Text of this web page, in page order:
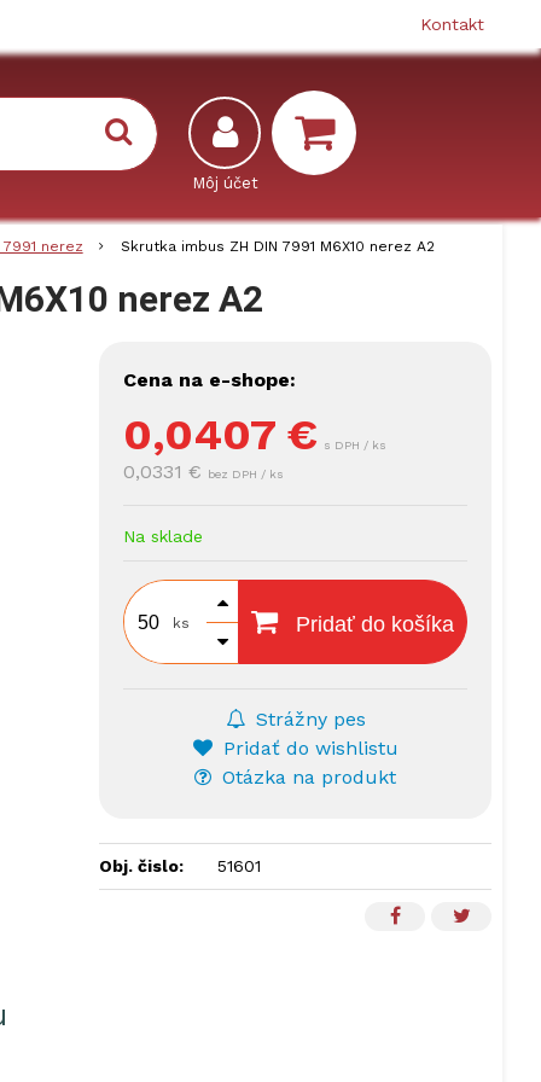
Kontakt
nerez Skrutka imbus ZH DIN 7991 M6X10 nerez A2
nerez A2
Cena na e-shope:
0,0407 € s DPH / ks
0,0331 € bez DPH / ks
Na sklade
ks Pridať do košíka
Strážny pes
Pridať do wishlistu
Otázka na produkt
Obj. čislo: 51601